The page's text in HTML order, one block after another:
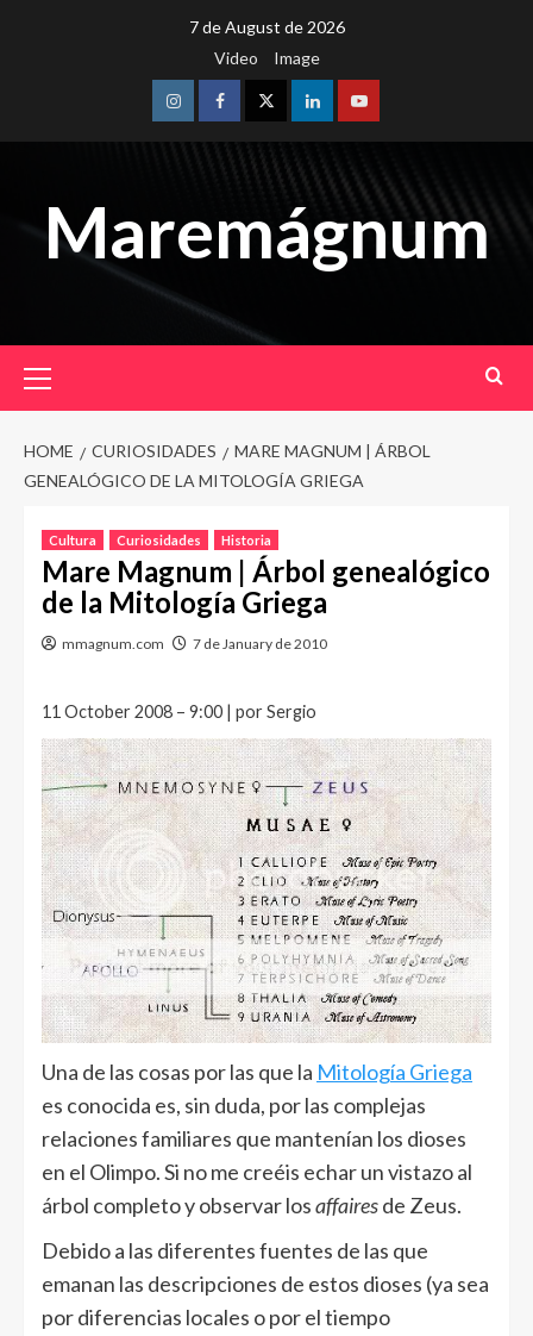
7 de August de 2026
Video
Image
InstagramFacebookTwitterLinkedinYoutube
Maremágnum
Menu
HOME CURIOSIDADES
MARE MAGNUM | ÁRBOL
GENEALÓGICO DE LA MITOLOGÍA GRIEGA
Cultura Curiosidades Historia
Mare Magnum | Árbol genealógico
de la Mitología Griega
mmagnum.com 7 de January de 2010
11 October 2008 – 9:00 | por Sergio
Una de las cosas por las que la Mitología Griega
es conocida es, sin duda, por las complejas
relaciones familiares que mantenían los dioses
en el Olimpo. Si no me creéis echar un vistazo al
árbol completo y observar losaffairesde Zeus.
Debido a las diferentes fuentes de las que
emanan las descripciones de estos dioses (ya sea
por diferencias locales o por el tiempo